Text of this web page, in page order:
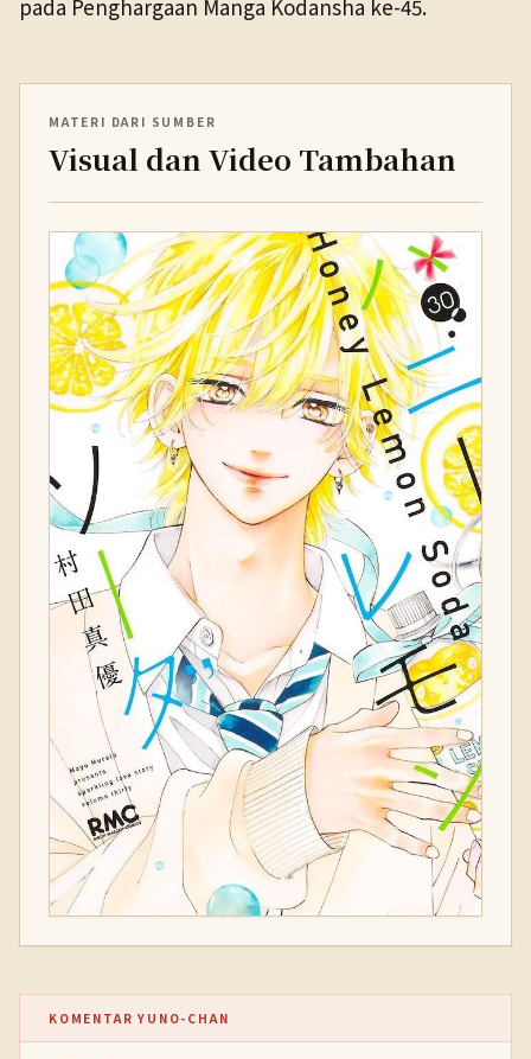
pada Penghargaan Manga Kodansha ke-45.
MATERI DARI SUMBER
Visual dan Video Tambahan
KOMENTAR YUNO-CHAN